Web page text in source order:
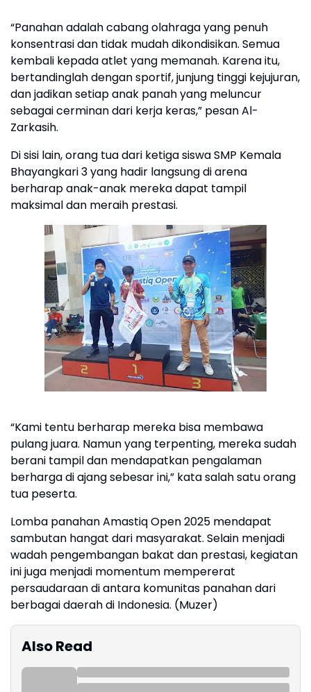
“Panahan adalah cabang olahraga yang penuh
konsentrasi dan tidak mudah dikondisikan. Semua
kembali kepada atlet yang memanah. Karena itu,
bertandinglah dengan sportif, junjung tinggi kejujuran,
dan jadikan setiap anak panah yang meluncur
sebagai cerminan dari kerja keras,” pesan Al-
Zarkasih.
Di sisi lain, orang tua dari ketiga siswa SMP Kemala
Bhayangkari 3 yang hadir langsung di arena
berharap anak-anak mereka dapat tampil
maksimal dan meraih prestasi.
“Kami tentu berharap mereka bisa membawa
pulang juara. Namun yang terpenting, mereka sudah
berani tampil dan mendapatkan pengalaman
berharga di ajang sebesar ini,” kata salah satu orang
tua peserta.
Lomba panahan Amastiq Open 2025 mendapat
sambutan hangat dari masyarakat. Selain menjadi
wadah pengembangan bakat dan prestasi, kegiatan
ini juga menjadi momentum mempererat
persaudaraan di antara komunitas panahan dari
berbagai daerah di Indonesia. (Muzer)
Also Read